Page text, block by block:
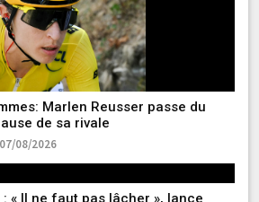
Marlen Reusser passe du
de sa rivale
08/2026
« Il ne faut pas lâcher », lance